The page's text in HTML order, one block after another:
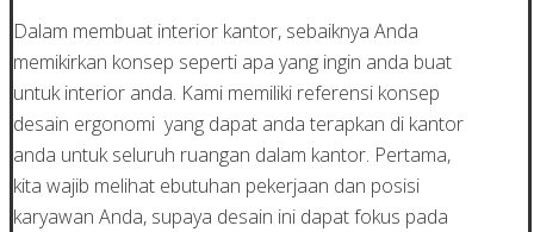
Dalam membuat interior kantor, sebaiknya Anda
memikirkan konsep seperti apa yang ingin anda buat
untuk interior anda. Kami memiliki referensi konsep
desain ergonomi yang dapat anda terapkan di kantor
anda untuk seluruh ruangan dalam kantor. Pertama,
kita wajib melihat ebutuhan pekerjaan dan posisi
karyawan Anda, supaya desain ini dapat fokus pada